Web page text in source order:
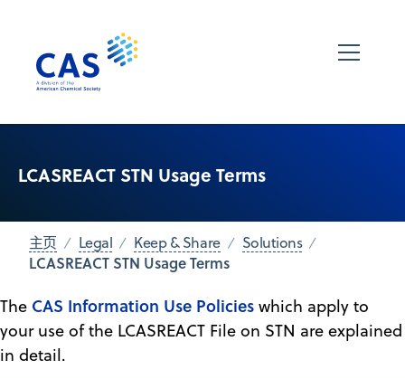
LCASREACT STN Usage Terms
主页 Legal Keep & Share Solutions
LCASREACT STN Usage Terms
The CAS Information Use Policies which apply to
your use of the LCASREACT File on STN are explained
in detail.